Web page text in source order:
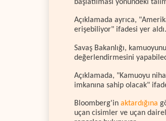
başlatılması yönündeki
Açıklamada ayrıca,
erişebiliyor" ifadesi yer aldı.
Savaş Bakanlığı,
değerlendirmesini
Açıklamada, "Kamuoyu
imkanına sahip olacak"
Bloomberg'in aktardığına
uçan cisimler ve uçan